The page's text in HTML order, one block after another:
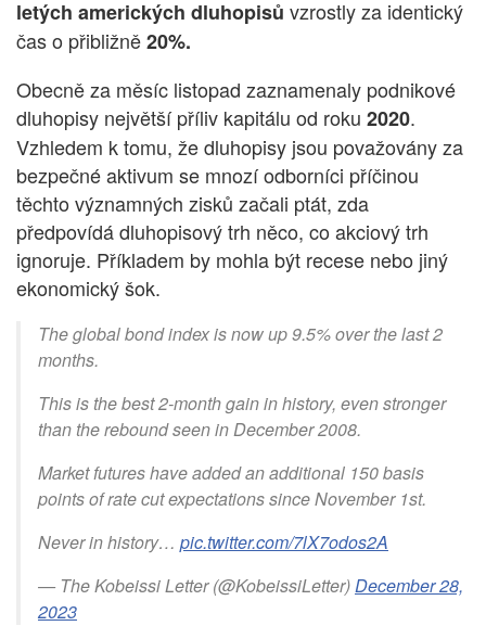
letých amerických dluhopisů vzrostly za identický
čas o přibližně20%.
Obecně za měsíc listopad zaznamenaly podnikové
dluhopisy největší příliv kapitálu od roku 2020.
Vzhledem k tomu, že dluhopisy jsou považovány za
bezpečné aktivum se mnozí odborníci příčinou
těchto významných zisků začali ptát, zda
předpovídá dluhopisový trh něco, co akciový trh
ignoruje. Příkladem by mohla být recese nebo jiný
ekonomický šok.
The global bond index is now up 9.5% over the last 2
months.
This is the best 2-month gain in history, even stronger
than the rebound seen in December 2008.
Market futures have added an additional 150 basis
points of rate cut expectations since November 1st.
Never in history… pic.twitter.com/7lX7odos2A
— The Kobeissi Letter (@KobeissiLetter)December 28,
2023